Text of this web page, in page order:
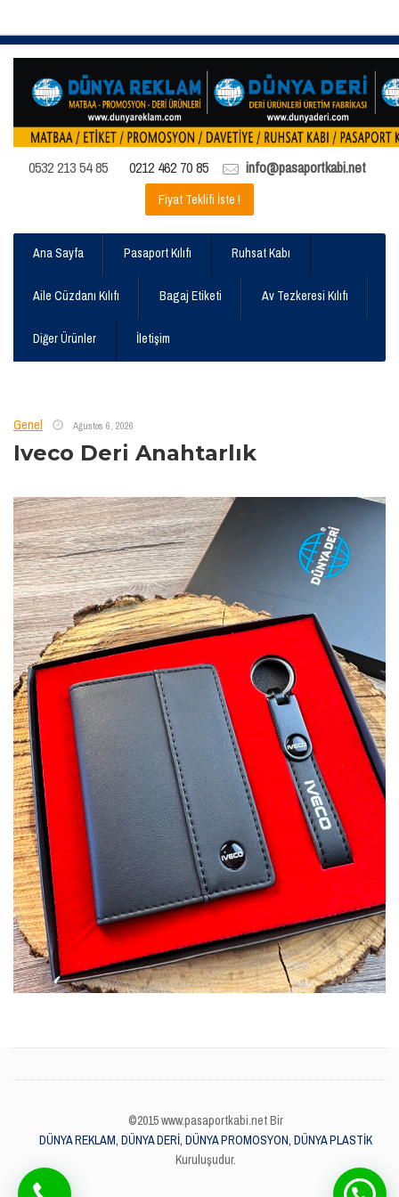
0532 213 54 85 0212 462 70 85 info@pasaportkabi.net
Fiyat Teklifi İste !
Ana Sayfa Pasaport Kılıfı Ruhsat Kabı
Aile Cüzdanı Kılıfı Bagaj Etiketi Av Tezkeresi Kılıfı
Diğer Ürünler İletişim
Genel Ağustos 6, 2026
Iveco Deri Anahtarlık
©2015 www.pasaportkabi.net Bir
DÜNYA REKLAM, DÜNYA DERİ, DÜNYA PROMOSYON, DÜNYA PLASTİK
Kuruluşudur.